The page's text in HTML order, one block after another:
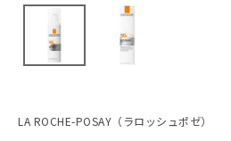
LA ROCHE-POSAY（ラロッシュポゼ）